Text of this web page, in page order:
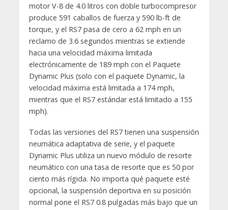
motor V-8 de 4.0 litros con doble turbocompresor
produce 591 caballos de fuerza y ​​590 lb-ft de
torque, y el RS7 pasa de cero a 62 mph en un
reclamo de 3.6 segundos mientras se extiende
hacia una velocidad máxima limitada
electrónicamente de 189 mph con el Paquete
Dynamic Plus (solo con el paquete Dynamic, la
velocidad máxima está limitada a 174 mph,
mientras que el RS7 estándar está limitado a 155
mph).
Todas las versiones del RS7 tienen una suspensión
neumática adaptativa de serie, y el paquete
Dynamic Plus utiliza un nuevo módulo de resorte
neumático con una tasa de resorte que es 50 por
ciento más rígida. No importa qué paquete esté
opcional, la suspensión deportiva en su posición
normal pone el RS7 0.8 pulgadas más bajo que un